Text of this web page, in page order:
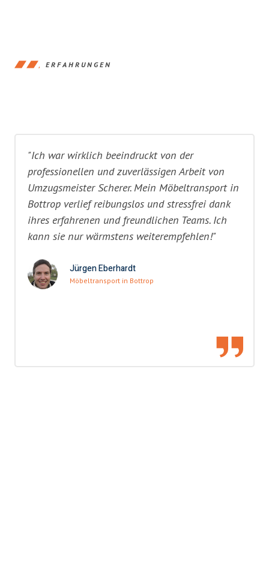
ERFAHRUNGEN
"Ich war wirklich beeindruckt von der
professionellen und zuverlässigen Arbeit von
Umzugsmeister Scherer. Mein Möbeltransport in
Bottrop verlief reibungslos und stressfrei dank
ihres erfahrenen und freundlichen Teams. Ich
kann sie nur wärmstens weiterempfehlen!"
Jürgen Eberhardt
Möbeltransport in Bottrop